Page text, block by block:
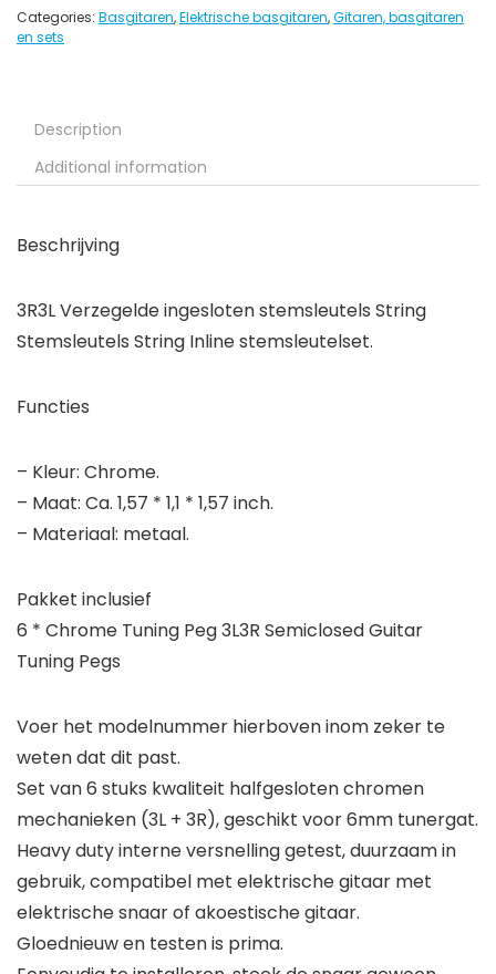
Categories: Basgitaren,Elektrische basgitaren,Gitaren, basgitaren
en sets
Description
Additional information
Beschrijving
3R3L Verzegelde ingesloten stemsleutels String
Stemsleutels String Inline stemsleutelset.
Functies
– Kleur: Chrome.
– Maat: Ca. 1,57 * 1,1 * 1,57 inch.
– Materiaal: metaal.
Pakket inclusief
6 * Chrome Tuning Peg 3L3R Semiclosed Guitar
Tuning Pegs
Voer het modelnummer hierboven inom zeker te
weten dat dit past.
Set van 6 stuks kwaliteit halfgesloten chromen
mechanieken (3L + 3R), geschikt voor 6mm tunergat.
Heavy duty interne versnelling getest, duurzaam in
gebruik, compatibel met elektrische gitaar met
elektrische snaar of akoestische gitaar.
Gloednieuw en testen is prima.